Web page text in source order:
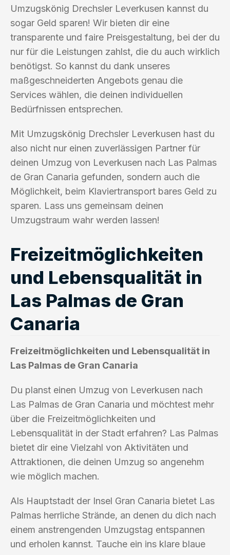
Umzugskönig Drechsler Leverkusen kannst du
sogar Geld sparen! Wir bieten dir eine
transparente und faire Preisgestaltung, bei der du
nur für die Leistungen zahlst, die du auch wirklich
benötigst. So kannst du dank unseres
maßgeschneiderten Angebots genau die
Services wählen, die deinen individuellen
Bedürfnissen entsprechen.
Mit Umzugskönig Drechsler Leverkusen hast du
also nicht nur einen zuverlässigen Partner für
deinen Umzug von Leverkusen nach Las Palmas
de Gran Canaria gefunden, sondern auch die
Möglichkeit, beim Klaviertransport bares Geld zu
sparen. Lass uns gemeinsam deinen
Umzugstraum wahr werden lassen!
Freizeitmöglichkeiten
und Lebensqualität in
Las Palmas de Gran
Canaria
Freizeitmöglichkeiten und Lebensqualität in
Las Palmas de Gran Canaria
Du planst einen Umzug von Leverkusen nach
Las Palmas de Gran Canaria und möchtest mehr
über die Freizeitmöglichkeiten und
Lebensqualität in der Stadt erfahren? Las Palmas
bietet dir eine Vielzahl von Aktivitäten und
Attraktionen, die deinen Umzug so angenehm
wie möglich machen.
Als Hauptstadt der Insel Gran Canaria bietet Las
Palmas herrliche Strände, an denen du dich nach
einem anstrengenden Umzugstag entspannen
und erholen kannst. Tauche ein ins klare blaue